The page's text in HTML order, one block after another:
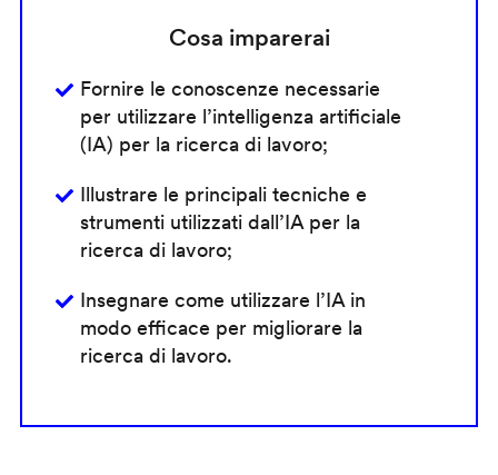
Cosa imparerai
Fornire le conoscenze necessarie
per utilizzare l’intelligenza artificiale
(IA) per la ricerca di lavoro;
Illustrare le principali tecniche e
strumenti utilizzati dall’IA per la
ricerca di lavoro;
Insegnare come utilizzare l’IA in
modo efficace per migliorare la
ricerca di lavoro.